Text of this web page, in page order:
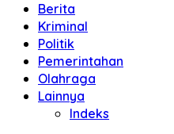
Berita
Kriminal
Politik
Pemerintahan
Olahraga
Lainnya
Indeks